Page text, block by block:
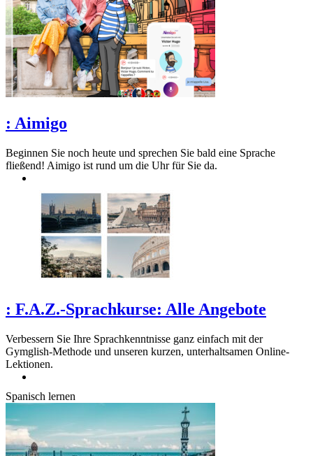
: Aimigo
Beginnen Sie noch heute und sprechen Sie bald eine Sprache
fließend! Aimigo ist rund um die Uhr für Sie da.
: F.A.Z.-Sprachkurse: Alle Angebote
Verbessern Sie Ihre Sprachkenntnisse ganz einfach mit der
Gymglish-Methode und unseren kurzen, unterhaltsamen Online-
Lektionen.
Spanisch lernen